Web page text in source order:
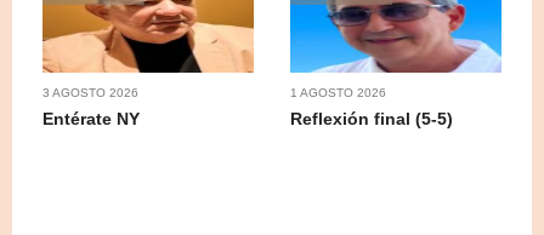
3 AGOSTO 2026
Entérate NY
1 AGOSTO 2026
Reflexión final (5-5)